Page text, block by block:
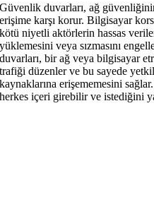
Güvenlik duvarları, ağ
erişime karşı korur. Bilgisayar
kötü niyetli aktörlerin hassas
yüklemesini veya sızmasını
duvarları, bir ağ veya bilgisayar
trafiği düzenler ve bu sayede
kaynaklarına erişememesini
herkes içeri girebilir ve istediğini